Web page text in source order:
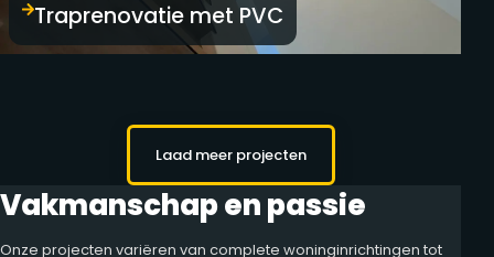
Traprenovatie met PVC
Laad meer projecten
Vakmanschap en passie
Onze projecten variëren van complete woninginrichtingen tot